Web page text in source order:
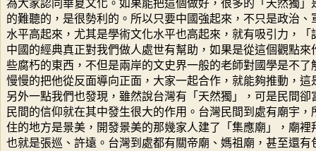
的難聽的，是很勢利的。所以只要中國強起來，不只是政治
水平高起來，尤其是學術文化水平也高起來，就有吸引力，
中國的經典真正對我們做人處世有幫助，如果是從這個觀點
些腐朽的東西，不但是兩岸的文史界一般的老師對國學是不
慢慢的把他從反面導向正面，大家一起合作，就能夠推動，
另外一點我們也發現，雖然說台灣有「天然獨」，可是民間
民間的信仰就在其中發生很大的作用。台灣民間到處有廟宇
住的地方是景美，開發景美的那幾家人建了「集應廟」，廟
也就是張巡、許遠。台灣到處都有關帝廟、媽祖廟，甚至還